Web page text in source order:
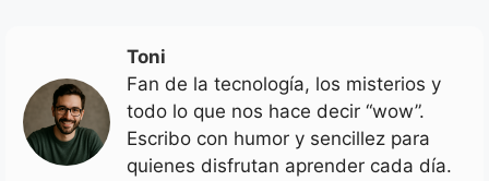
Toni
Fan de la tecnología, los misterios y
todo lo que nos hace decir “wow”.
Escribo con humor y sencillez para
quienes disfrutan aprender cada día.